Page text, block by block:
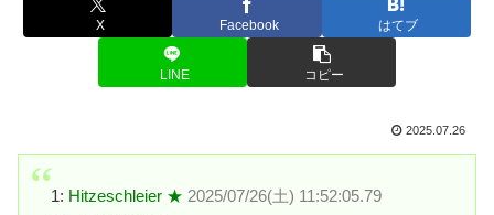
X Facebook はてブ
LINE コピー
2025.07.26
1: Hitzeschleier ★ 2025/07/26(土) 11:52:05.79